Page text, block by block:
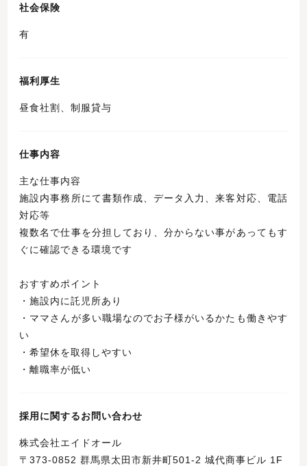
社会保険
有
福利厚生
昼食社割、制服貸与
仕事内容
主な仕事内容
施設内事務所にて書類作成、データ入力、来客対応、電話
対応等
複数名で仕事を分担しており、分からない事があってもす
ぐに確認できる環境です
おすすめポイント
・施設内に託児所あり
・ママさんが多い職場なのでお子様がいるかたも働きやす
い
・希望休を取得しやすい
・離職率が低い
採用に関するお問い合わせ
株式会社エイドオール
〒373-0852 群馬県太田市新井町501-2 城代商事ビル 1F